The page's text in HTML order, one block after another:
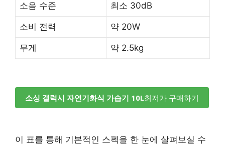
소음 수준 최소 30dB
소비 전력 약 20W
무게 약 2.5kg
소싱 갤럭시 자연기화식 가습기 10L최저가 구매하기
이 표를 통해 기본적인 스펙을 한 눈에 살펴보실 수